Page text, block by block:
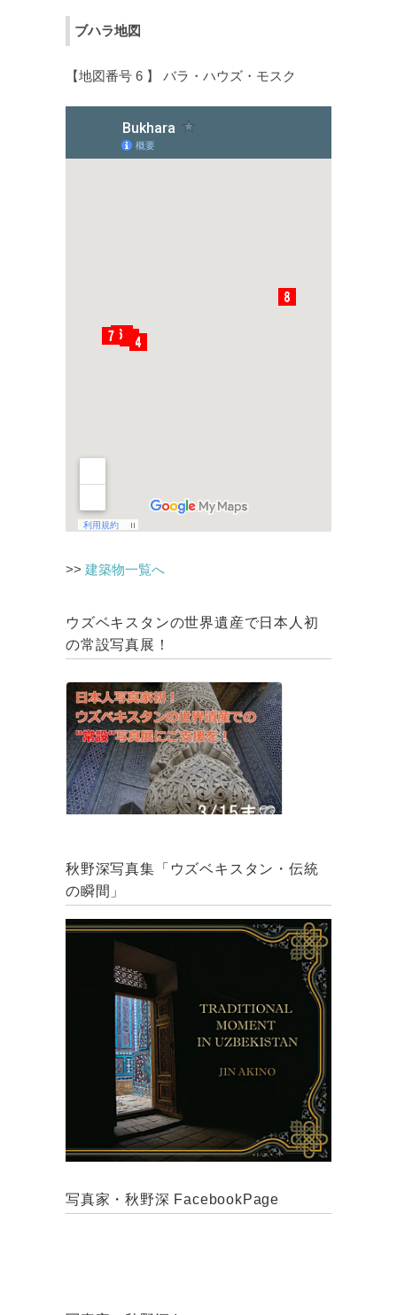
ブハラ地図
【地図番号 6 】 バラ・ハウズ・モスク
>> 建築物一覧へ
ウズベキスタンの世界遺産で日本人初
の常設写真展！
秋野深写真集「ウズベキスタン・伝統
の瞬間」
写真家・秋野深 FacebookPage